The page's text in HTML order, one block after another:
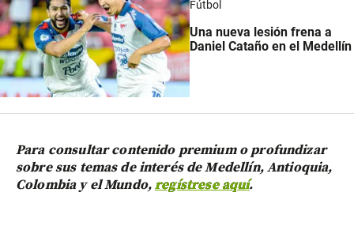
Fútbol
Una nueva lesión frena a
Daniel Cataño en el Medellín
Para consultar contenido premium o profundizar
sobre sus temas de interés de Medellín, Antioquia,
Colombia y el Mundo,regístrese aquí.